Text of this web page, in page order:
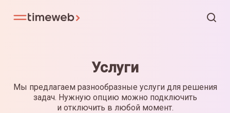
Услуги
Мы предлагаем разнообразные услуги для решения
задач. Нужную опцию можно подключить
и отключить в любой момент.